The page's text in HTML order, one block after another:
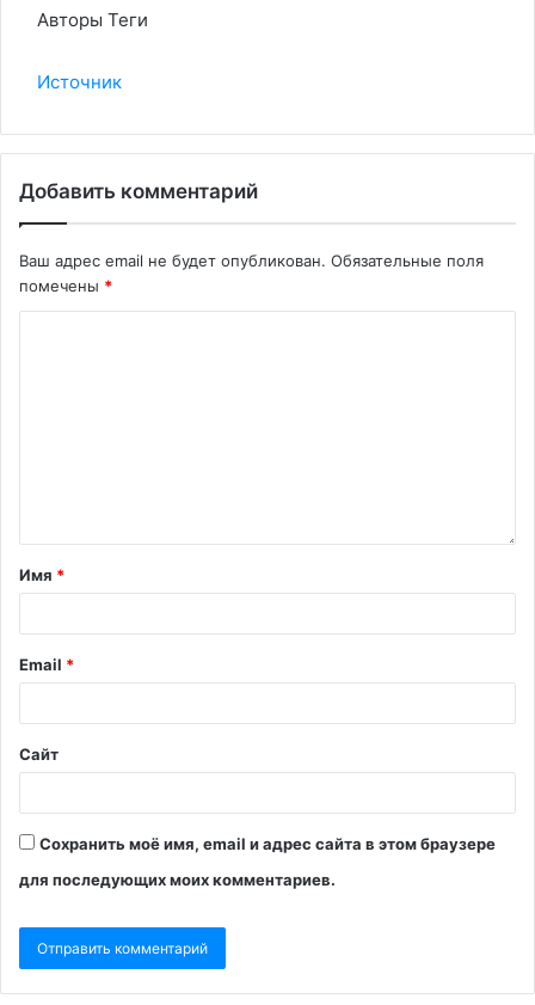
Авторы Теги
Источник
Добавить комментарий
Ваш адрес email не будет опубликован. Обязательные поля
помечены *
Имя *
Email *
Сайт
Сохранить моё имя, email и адрес сайта в этом браузере
для последующих моих комментариев.